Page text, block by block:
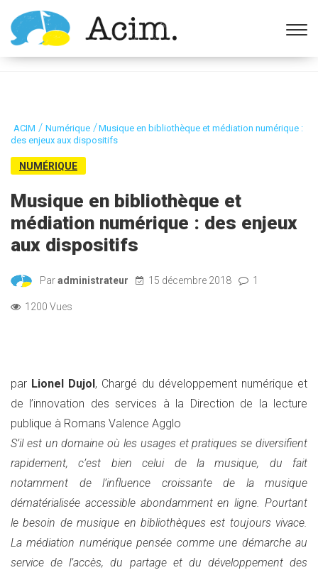
Ouvrir la barre d’outils
ACIM / Numérique /Musique en bibliothèque et médiation numérique :
des enjeux aux dispositifs
NUMÉRIQUE
Musique en bibliothèque et
médiation numérique : des enjeux
aux dispositifs
Paradministrateur 15 décembre 2018 1
1200 Vues
par Lionel Dujol, Chargé du développement numérique et
de l’innovation des services à la Direction de la lecture
publique à Romans Valence Agglo
S’il est un domaine où les usages et pratiques se diversifient
rapidement, c’est bien celui de la musique, du fait
notamment de l’influence croissante de la musique
dématérialisée accessible abondamment en ligne. Pourtant
le besoin de musique en bibliothèques est toujours vivace.
La médiation numérique pensée comme une démarche au
service de l’accès, du partage et du développement des